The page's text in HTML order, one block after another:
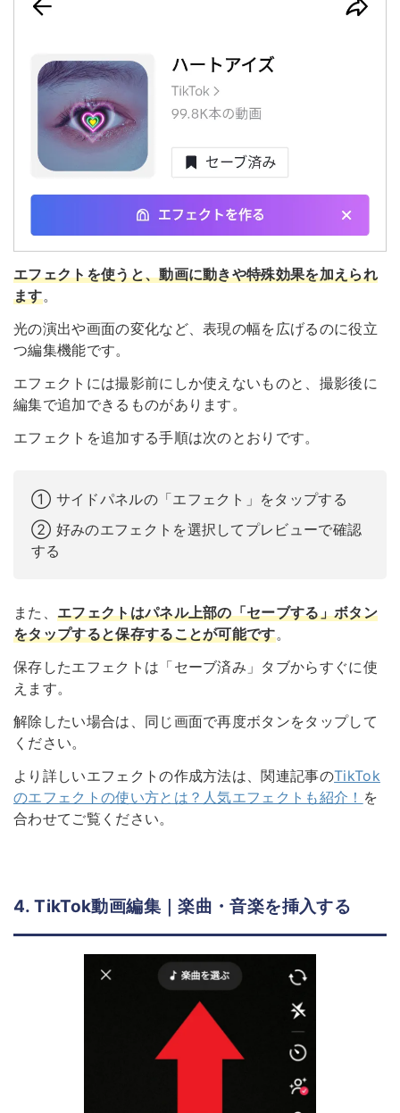
エフェクトを使うと、動画に動きや特殊効果を加えられ
ます。
光の演出や画面の変化など、表現の幅を広げるのに役立
つ編集機能です。
エフェクトには撮影前にしか使えないものと、撮影後に
編集で追加できるものがあります。
エフェクトを追加する手順は次のとおりです。
① サイドパネルの「エフェクト」をタップする
② 好みのエフェクトを選択してプレビューで確認
する
また、 エフェクトはパネル上部の「セーブする」ボタン
をタップすると保存することが可能です。
保存したエフェクトは「セーブ済み」タブからすぐに使
えます。
解除したい場合は、同じ画面で再度ボタンをタップして
ください。
より詳しいエフェクトの作成方法は、関連記事のTikTok
のエフェクトの使い方とは？人気エフェクトも紹介！ を
合わせてご覧ください。
4. TikTok動画編集｜楽曲・音楽を挿入する